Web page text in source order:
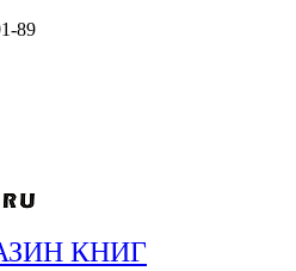
89
КНИГ